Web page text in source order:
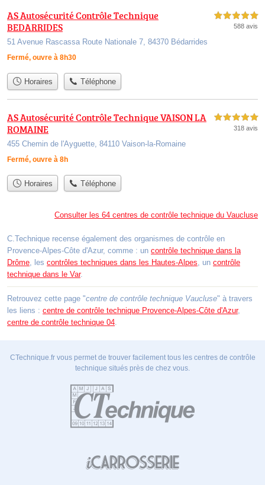
AS Autosécurité Contrôle Technique
BEDARRIDES
51 Avenue Rascassa Route Nationale 7, 84370 Bédarrides
Fermé, ouvre à 8h30
5,0 étoiles sur 5
588 avis
Horaires Téléphone
AS Autosécurité Contrôle Technique VAISON LA
ROMAINE
455 Chemin de l'Ayguette, 84110 Vaison-la-Romaine
Fermé, ouvre à 8h
5,0 étoiles sur 5
318 avis
Horaires Téléphone
Consulter les 64 centres de contrôle technique du Vaucluse
C.Technique recense également des organismes de contrôle en
Provence-Alpes-Côte d'Azur, comme : un contrôle technique dans la
Drôme, les contrôles techniques dans les Hautes-Alpes, un contrôle
technique dans le Var.
Retrouvez cette page "centre de contrôle technique Vaucluse" à travers
les liens : centre de contrôle technique Provence-Alpes-Côte d'Azur,
centre de contrôle technique 04.
CTechnique.fr vous permet de trouver facilement tous les centres de contrôle
technique situés près de chez vous.